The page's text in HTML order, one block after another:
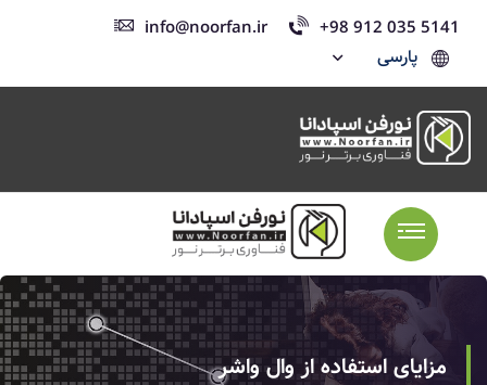
+98 912 035 5141
info@noorfan.ir
پارسی
مزایای استفاده از وال واشر